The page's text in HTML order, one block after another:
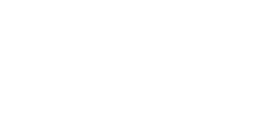
Plateaus schmückt.
Anblick und eine einzigartige Gelegenheit für
haben wir eine wunderbare Aussicht, während oberhalb
ist. Die Gegend ist daher ein idealer Ort für Ausflüge, bei
verflochten ist.
ist ein Favorit vieler